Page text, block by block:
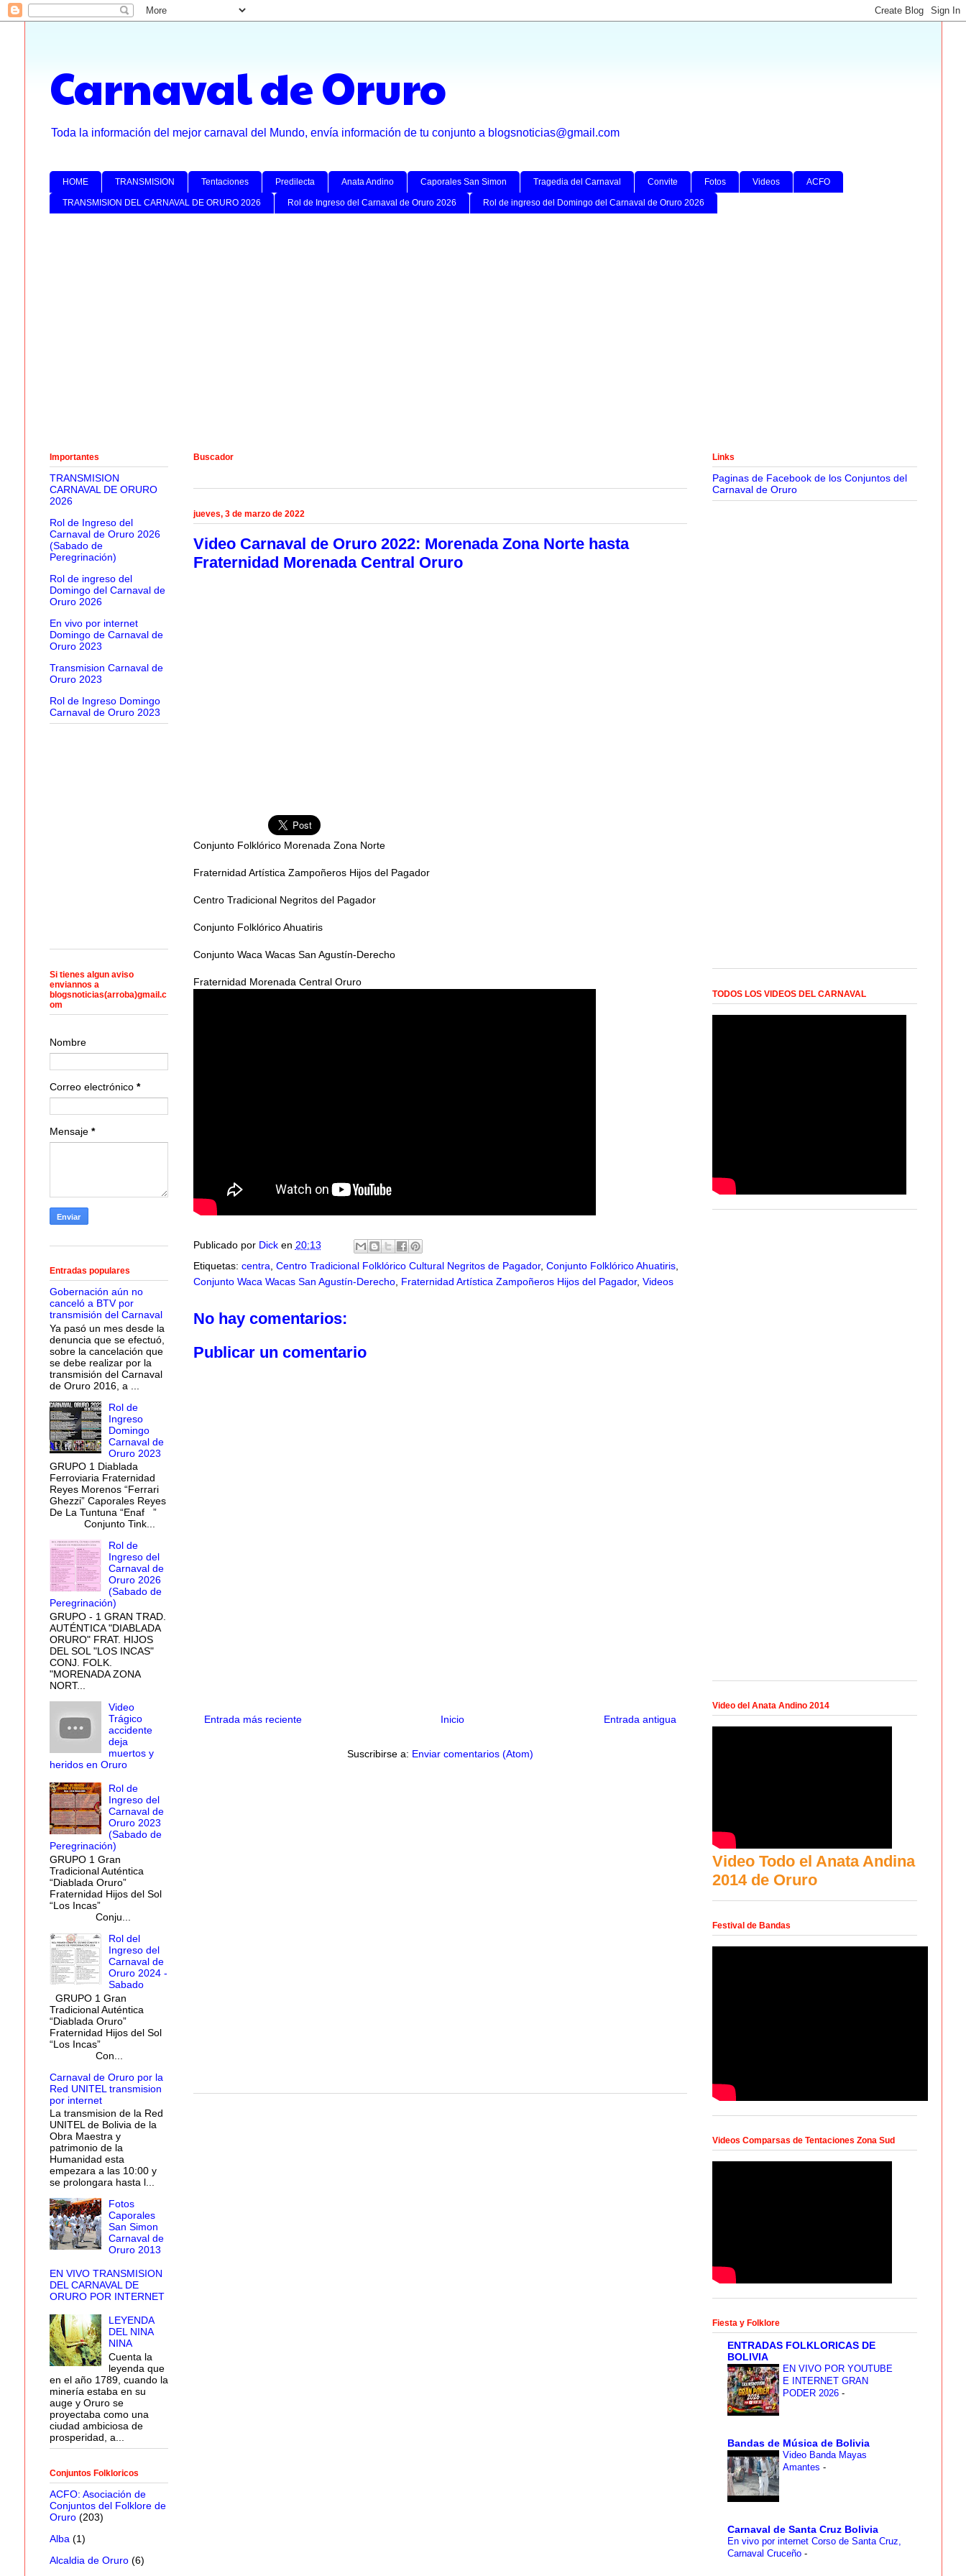
Carnaval de Oruro
Toda la información del mejor carnaval del Mundo, envía información de tu conjunto a blogsnoticias@gmail.com
HOME TRANSMISION Tentaciones Predilecta Anata Andino Caporales San Simon Tragedia del Carnaval Convite Fotos Videos ACFO
TRANSMISION DEL CARNAVAL DE ORURO 2026 Rol de Ingreso del Carnaval de Oruro 2026 Rol de ingreso del Domingo del Carnaval de Oruro 2026
Buscador
jueves, 3 de marzo de 2022
Video Carnaval de Oruro 2022: Morenada Zona Norte hasta
Fraternidad Morenada Central Oruro
Conjunto Folklórico Morenada Zona Norte
Fraternidad Artística Zampoñeros Hijos del Pagador
Centro Tradicional Negritos del Pagador
Conjunto Folklórico Ahuatiris
Conjunto Waca Wacas San Agustín-Derecho
Fraternidad Morenada Central Oruro
Publicado por Dick en 20:13
Etiquetas: centra Centro Tradicional Folklórico Cultural Negritos de Pagador, Conjunto Folklórico Ahuatiris,
Conjunto Waca Wacas San Agustín-Derecho, Fraternidad Artística Zampoñeros Hijos del Pagador, Videos
No hay comentarios:
Publicar un comentario
Entrada más reciente Entrada antigua
Inicio
Suscribirse a: Enviar comentarios (Atom)
Importantes
TRANSMISION
CARNAVAL DE ORURO
2026
Rol de Ingreso del
Carnaval de Oruro 2026
(Sabado de
Peregrinación)
Rol de ingreso del
Domingo del Carnaval de
Oruro 2026
En vivo por internet
Domingo de Carnaval de
Oruro 2023
Transmision Carnaval de
Oruro 2023
Rol de Ingreso Domingo
Carnaval de Oruro 2023
Si tienes algun aviso
enviannos a
blogsnoticias(arroba)gmail.c
om
Nombre
Correo electrónico *
Mensaje *
Entradas populares
Gobernación aún no
canceló a BTV por
transmisión del Carnaval
Ya pasó un mes desde la
denuncia que se efectuó,
sobre la cancelación que
se debe realizar por la
transmisión del Carnaval
de Oruro 2016, a ...
Rol de
Ingreso
Domingo
Carnaval de
Oruro 2023
GRUPO 1 Diablada
Ferroviaria Fraternidad
Reyes Morenos “Ferrari
Ghezzi” Caporales Reyes
De La Tuntuna “Enaf ”
Conjunto Tink...
Rol de
Ingreso del
Carnaval de
Oruro 2026
(Sabado de
Peregrinación)
GRUPO - 1 GRAN TRAD.
AUTÉNTICA "DIABLADA
ORURO" FRAT. HIJOS
DEL SOL "LOS INCAS"
CONJ. FOLK.
"MORENADA ZONA
NORT...
Video
Trágico
accidente
deja
muertos y
heridos en Oruro
Rol de
Ingreso del
Carnaval de
Oruro 2023
(Sabado de
Peregrinación)
GRUPO 1 Gran
Tradicional Auténtica
“Diablada Oruro”
Fraternidad Hijos del Sol
“Los Incas”
Conju...
Rol del
Ingreso del
Carnaval de
Oruro 2024 -
Sabado
GRUPO 1 Gran
Tradicional Auténtica
“Diablada Oruro”
Fraternidad Hijos del Sol
“Los Incas”
Con...
Carnaval de Oruro por la
Red UNITEL transmision
por internet
La transmision de la Red
UNITEL de Bolivia de la
Obra Maestra y
patrimonio de la
Humanidad esta
empezara a las 10:00 y
se prolongara hasta l...
Fotos
Caporales
San Simon
Carnaval de
Oruro 2013
EN VIVO TRANSMISION
DEL CARNAVAL DE
ORURO POR INTERNET
LEYENDA
DEL NINA
NINA
Cuenta la
leyenda que
en el año 1789, cuando la
minería estaba en su
auge y Oruro se
proyectaba como una
ciudad ambiciosa de
prosperidad, a...
Conjuntos Folkloricos
ACFO: Asociación de
Conjuntos del Folklore de
Oruro (203)
Alba (1)
Alcaldia de Oruro (6)
Links
Paginas de Facebook de los Conjuntos del
Carnaval de Oruro
TODOS LOS VIDEOS DEL CARNAVAL
Video del Anata Andino 2014
Video Todo el Anata Andina
2014 de Oruro
Festival de Bandas
Videos Comparsas de Tentaciones Zona Sud
Fiesta y Folklore
ENTRADAS FOLKLORICAS DE
BOLIVIA
EN VIVO POR YOUTUBE
E INTERNET GRAN
PODER 2026 -
Bandas de Música de Bolivia
Video Banda Mayas
Amantes -
Carnaval de Santa Cruz Bolivia
En vivo por internet Corso de Santa Cruz,
Carnaval Cruceño -